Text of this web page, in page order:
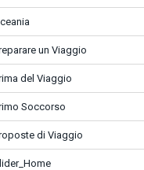
un Viaggio
del Viaggio
Soccorso
di Viaggio